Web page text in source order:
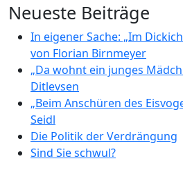
Neueste Beiträge
In eigener Sache: „Im
von Florian Birnmeyer
„Da wohnt ein junges
Ditlevsen
„Beim Anschüren des
Seidl
Die Politik der Verdrängung
Sind Sie schwul?